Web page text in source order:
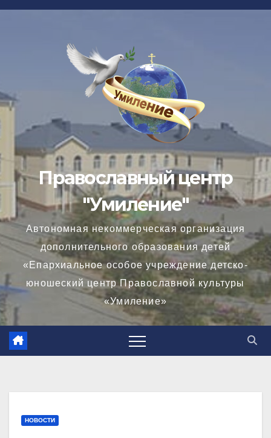
Перейти
Православный центр
"Умиление"
Автономная некоммерческая организация
дополнительного образования детей
«Епархиальное особое учреждение детско-
юношеский центр Православной культуры
«Умиление»
НОВОСТИ